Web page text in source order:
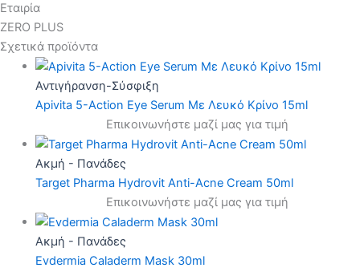
Εταιρία
ZERO PLUS
Σχετικά προϊόντα
Αντιγήρανση-Σύσφιξη
Apivita 5-Action Eye Serum Με Λευκό Κρίνο 15ml
Επικοινωνήστε μαζί μας για τιμή
Ακμή - Πανάδες
Target Pharma Hydrovit Anti-Acne Cream 50ml
Επικοινωνήστε μαζί μας για τιμή
Ακμή - Πανάδες
Evdermia Caladerm Mask 30ml